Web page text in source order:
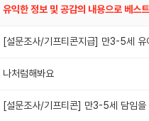
유익한 정보 및 공감의 내용으로 베
[설문조사/기프티콘지급] 만3-5세 유
나처럼해봐요
[설문조사/기프티콘] 만3-5세 담임을